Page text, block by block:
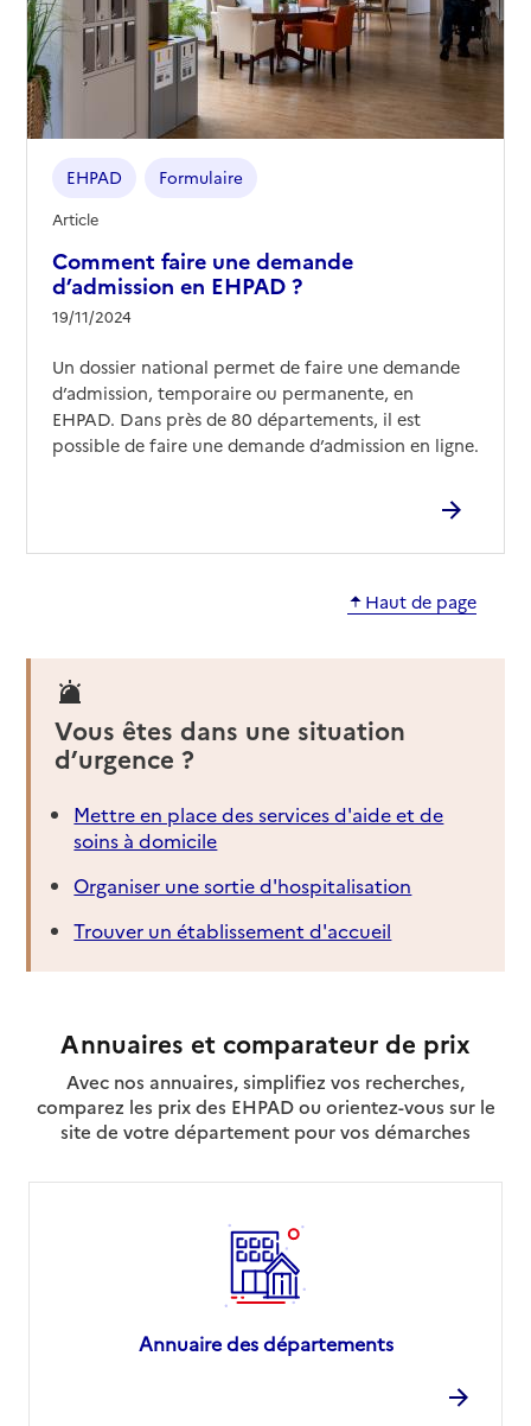
Site internet
Rapport HAS
Voir les prix et prestations
Source des données : Finess n° 280505207
Mis à jour le : 08/06/2026
Résidence Le parc Saint-Charles
Adresse
12 rue du Moulin a Tan
28000-Chartres
02 37 91 47 47
Site internet
Rapport HAS
Voir les prix et prestations
Comment faire une demande
d’admission en EHPAD ?
19/11/2024
EHPAD Formulaire
Article
Un dossier national permet de faire une demande
d’admission, temporaire ou permanente, en
EHPAD. Dans près de 80 départements, il est
possible de faire une demande d’admission en ligne.
Haut de page
Vous êtes dans une situation
d’urgence ?
Mettre en place des services d'aide et de
soins à domicile
Organiser une sortie d'hospitalisation
Trouver un établissement d'accueil
Annuaires et comparateur de prix
Avec nos annuaires, simplifiez vos recherches,
comparez les prix des EHPAD ou orientez-vous sur le
site de votre département pour vos démarches
Annuaire des départements